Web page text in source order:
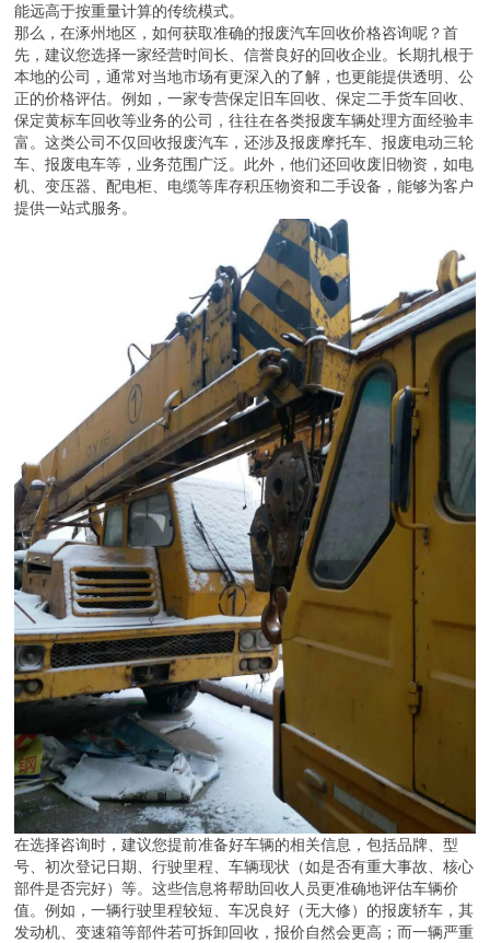
能远高于按重量计算的传统模式。
那么，在涿州地区，如何获取准确的报废汽车回收价格咨询呢？首
先，建议您选择一家经营时间长、信誉良好的回收企业。长期扎根于
本地的公司，通常对当地市场有更深入的了解，也更能提供透明、公
正的价格评估。例如，一家专营保定旧车回收、保定二手货车回收、
保定黄标车回收等业务的公司，往往在各类报废车辆处理方面经验丰
富。这类公司不仅回收报废汽车，还涉及报废摩托车、报废电动三轮
车、报废电车等，业务范围广泛。此外，他们还回收废旧物资，如电
机、变压器、配电柜、电缆等库存积压物资和二手设备，能够为客户
提供一站式服务。
在选择咨询时，建议您提前准备好车辆的相关信息，包括品牌、型
号、初次登记日期、行驶里程、车辆现状（如是否有重大事故、核心
部件是否完好）等。这些信息将帮助回收人员更准确地评估车辆价
值。例如，一辆行驶里程较短、车况良好（无大修）的报废轿车，其
发动机、变速箱等部件若可拆卸回收，报价自然会更高；而一辆严重